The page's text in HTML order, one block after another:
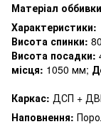
Матеріал
Характеристики:
Висота спинки:
Висота посадки:
місця: 1050 мм;
Каркас: ДСП +
Наповнення: